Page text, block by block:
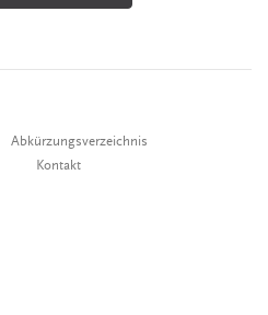
Abkürzungsverzeichnis
Kontakt